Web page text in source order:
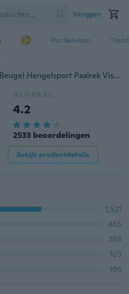
Inloggen
Pas bekeken
Hengelhouder Visgerei Beugel Hengelsport Paalrek Visuitrusting (Y-stijl)
GLOBAAL
4.2
2533 beoordelingen
Bekijk productdetails
1,521
465
258
103
186